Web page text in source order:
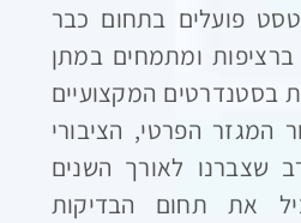
פועלים בתחום כבר
39 שנים ברציפות ומתמחים במתן
בסטנדרטים המקצועיים
המגזר הפרטי, הציבורי
שצברנו לאורך השנים
את תחום הבדיקות